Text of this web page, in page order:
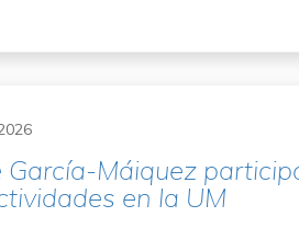
García-Máiquez
en la UM